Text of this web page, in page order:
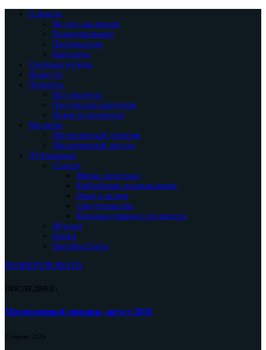
О фонде
Во что мы верим
Пожертвования
Партнерство
Контакты
Срочные нужды
Новости
Проекты
Все проекты
Пасторская академия
Новости проектов
Молитва
Молитвенный дневник
Молитвенный листок
Публикации
Статьи
Жизнь христиан
Библейские размышления
Окно в ислам
Свидетельства
Колонка главного редактора
Журнал
Книги
BarnabasToday
ПОЖЕРТВОВАТЬ
ПОСЛЕДНЕЕ:
Молитвенный дневник, август 2026
25 июля, 2026